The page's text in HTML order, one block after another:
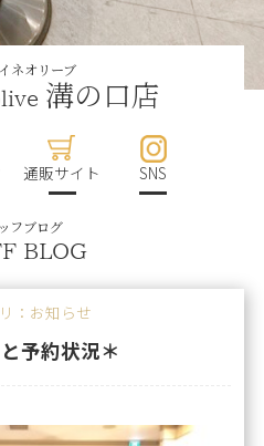
ネオリーブ
溝の口店
通販サイト SNS
フブログ
BLOG
：お知らせ
予約状況＊